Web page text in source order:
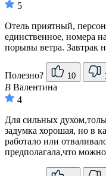
5
Отель приятный,
единственное, номера
порывы ветра. Завтрак
Полезно? 10
В Валентина
4
Для сильных
задумка хорошая, но в
работало или
предполагала,что